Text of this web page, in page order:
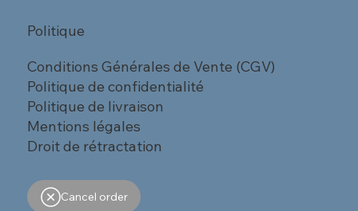
Politique
Conditions Générales de Vente (CGV)
Politique de confidentialité
Politique de livraison
Mentions légales
Droit de rétractation
Cancel order